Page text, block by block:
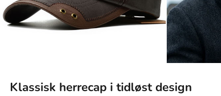
Klassisk herrecap i tidløst design